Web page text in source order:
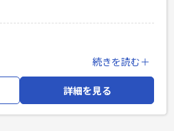
での3Dモーション制作経験 ・
モーション制作経験
スの開発経験4年以上
1年以上
ムでの開発経験
っていただきます。 シナリオに
会話劇に、よりユーザーの体験
出から実装まで幅広く行ってい
続きを読む＋
詳細を見る